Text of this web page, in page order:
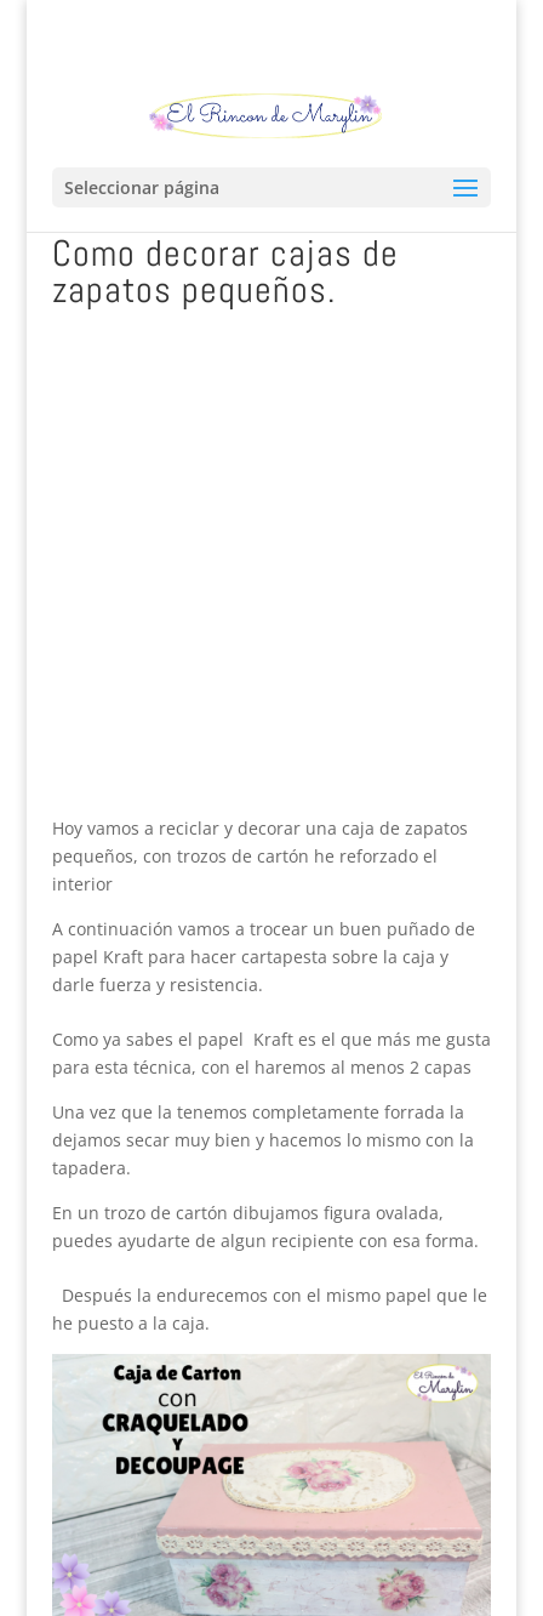
Seleccionar página
Como decorar cajas de
zapatos pequeños.
Hoy vamos a reciclar y decorar una caja de zapatos
pequeños, con trozos de cartón he reforzado el
interior
A continuación vamos a trocear un buen puñado de
papel Kraft para hacer cartapesta sobre la caja y
darle fuerza y resistencia.
Como ya sabes el papel Kraft es el que más me gusta
para esta técnica, con el haremos al menos 2 capas
Una vez que la tenemos completamente forrada la
dejamos secar muy bien y hacemos lo mismo con la
tapadera.
En un trozo de cartón dibujamos figura ovalada,
puedes ayudarte de algun recipiente con esa forma.
Después la endurecemos con el mismo papel que le
he puesto a la caja.